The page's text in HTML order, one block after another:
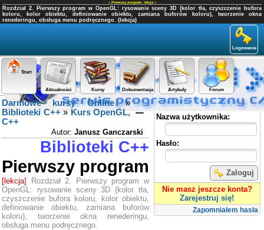
« Pierwszy program, lekcja»
Rozdział 2. Pierwszy program w OpenGL: rysowanie sceny 3D (kolor tła, czyszczenie bufora
koloru, kolor obiektu, definiowanie obiektu, zamiana buforów koloru), tworzenie okna
renederingu, obsługa menu podręcznego. (lekcja)
Logowanie
Start
Aktualności Kursy Dokumentacja Artykuły Forum
Panel użytkownika
Nazwa użytkownika:
Hasło:
Zaloguj
Nie masz jeszcze konta?
Zarejestruj się!
Zapomniałem hasła
Darmowe kursy Online»
Biblioteki C++» Kurs OpenGL,
C++
Autor: Janusz Ganczarski
Biblioteki C++
Pierwszy program
[lekcja]
Rozdział 2. Pierwszy program w
OpenGL: rysowanie sceny 3D (kolor tła,
czyszczenie bufora koloru, kolor obiektu,
definiowanie obiektu, zamiana buforów
koloru), tworzenie okna renederingu,
obsługa menu podręcznego.